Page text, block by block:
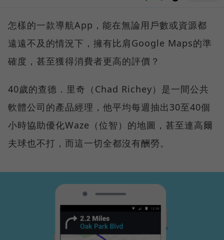
怎樣的一款導航App，能在無論用戶數或資源都
遠遠不及的情況下，擁有比肩Google Maps的準
確度，甚至獲得消費者更高的評價？
40歲的查德．里奇（Chad Richey）是一間公共
軟體公司的產品經理，他平均每週抽出30至40個
小時協助優化Waze（位智）的地圖，甚至連高爾
夫球也不打，而這一切全都沒有酬勞。